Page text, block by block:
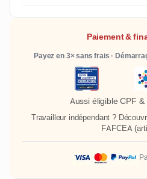
Paiement &
Payez en 3× sans frais ·
Aussi éligible CPF
Travailleur indépendant ?
FAFCEA